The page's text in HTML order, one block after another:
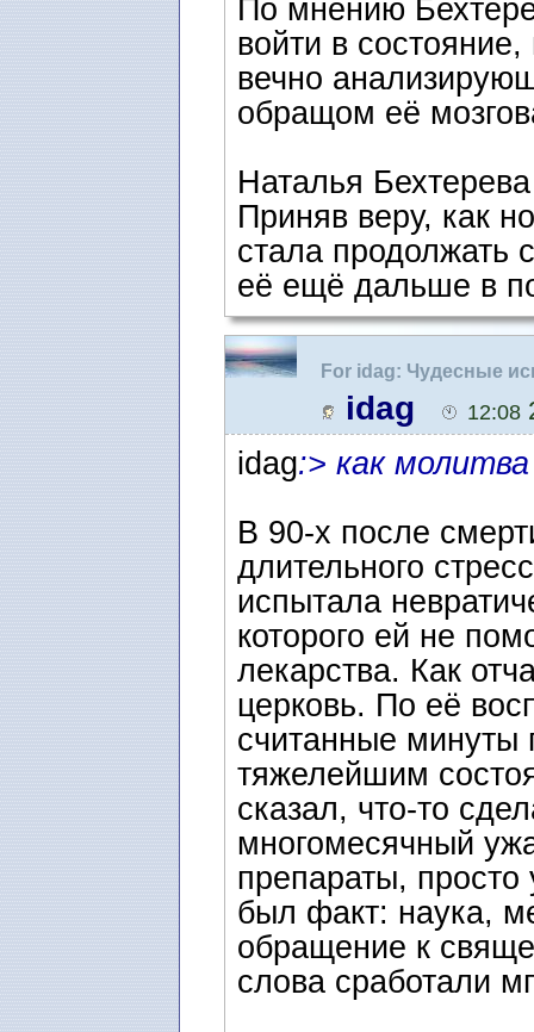
По мнению
войти в
вечно
обращом её
Наталья
Приняв веру, как
стала продолжать
её ещё дальше в
For idag: Чудесные
idag 12:08
idag:> как
В 90-х после
длительного
испытала
которого ей не
лекарства. Как
церковь. По её
считанные минуты
тяжелейшим
сказал, что-то
многомесячный
препараты,
был факт: наука,
обращение к
слова сработали